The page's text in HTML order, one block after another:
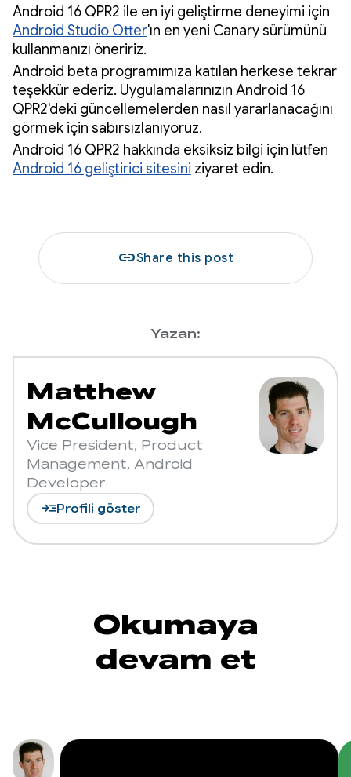
Android 16 QPR2 ile en iyi geliştirme deneyimi için
Android Studio Otter'ın en yeni Canary sürümünü
kullanmanızı öneririz.
Android beta programımıza katılan herkese tekrar
teşekkür ederiz. Uygulamalarınızın Android 16
QPR2'deki güncellemelerden nasıl yararlanacağını
görmek için sabırsızlanıyoruz.
Android 16 QPR2 hakkında eksiksiz bilgi için lütfen
Android 16 geliştirici sitesini ziyaret edin.
linkShare this post
Yazan:
Matthew
McCullough
Vice President, Product
Management, Android
Developer
read_moreProfili göster
Okumaya
devam et